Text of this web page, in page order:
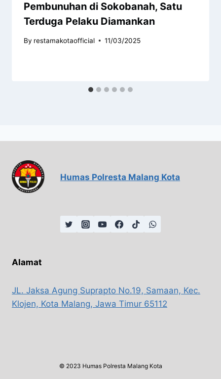
Pembunuhan di Sokobanah, Satu
Terduga Pelaku Diamankan
By restamakotaofficial 11/03/2025
Humas Polresta Malang Kota
Alamat
JL. Jaksa Agung Suprapto No.19, Samaan, Kec.
Klojen, Kota Malang, Jawa Timur 65112
© 2023 Humas Polresta Malang Kota